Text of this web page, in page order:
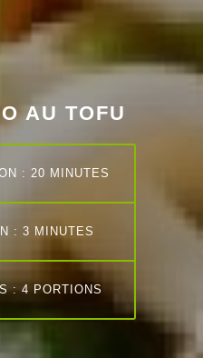
AU TOFU
: 20 MINUTES
: 3 MINUTES
: 4 PORTIONS